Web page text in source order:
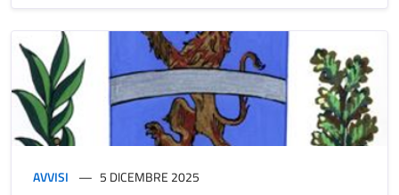
AVVISI 5 DICEMBRE 2025